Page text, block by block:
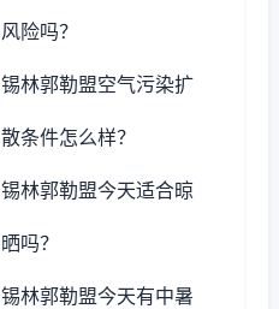
风险吗？
锡林郭勒盟空气污染扩
散条件怎么样？
锡林郭勒盟今天适合晾
晒吗？
锡林郭勒盟今天有中暑